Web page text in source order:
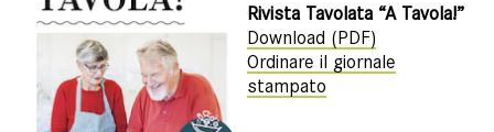
Rivista Tavolata “A Tavola!”
Download (PDF)
Ordinare il giornale
stampato